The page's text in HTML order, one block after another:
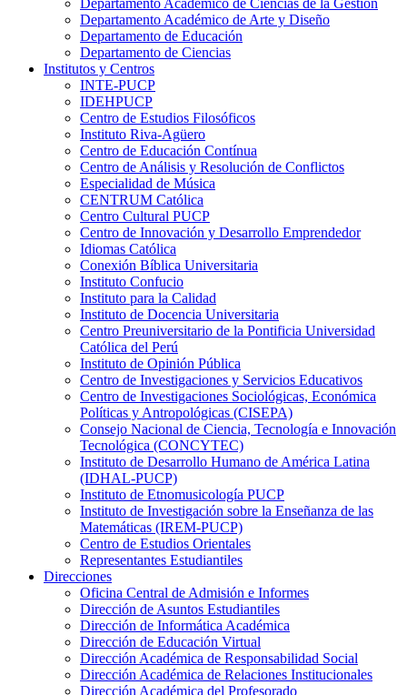
Departamento Académico de Ciencias de la Gestión
Departamento Académico de Arte y Diseño
Departamento de Educación
Departamento de Ciencias
Institutos y Centros
INTE-PUCP
IDEHPUCP
Centro de Estudios Filosóficos
Instituto Riva-Agüero
Centro de Educación Contínua
Centro de Análisis y Resolución de Conflictos
Especialidad de Música
CENTRUM Católica
Centro Cultural PUCP
Centro de Innovación y Desarrollo Emprendedor
Idiomas Católica
Conexión Bíblica Universitaria
Instituto Confucio
Instituto para la Calidad
Instituto de Docencia Universitaria
Centro Preuniversitario de la Pontificia Universidad
Católica del Perú
Instituto de Opinión Pública
Centro de Investigaciones y Servicios Educativos
Centro de Investigaciones Sociológicas, Económica
Políticas y Antropológicas (CISEPA)
Consejo Nacional de Ciencia, Tecnología e Innovación
Tecnológica (CONCYTEC)
Instituto de Desarrollo Humano de América Latina
(IDHAL-PUCP)
Instituto de Etnomusicología PUCP
Instituto de Investigación sobre la Enseñanza de las
Matemáticas (IREM-PUCP)
Centro de Estudios Orientales
Representantes Estudiantiles
Direcciones
Oficina Central de Admisión e Informes
Dirección de Asuntos Estudiantiles
Dirección de Informática Académica
Dirección de Educación Virtual
Dirección Académica de Responsabilidad Social
Dirección Académica de Relaciones Institucionales
Dirección Académica del Profesorado